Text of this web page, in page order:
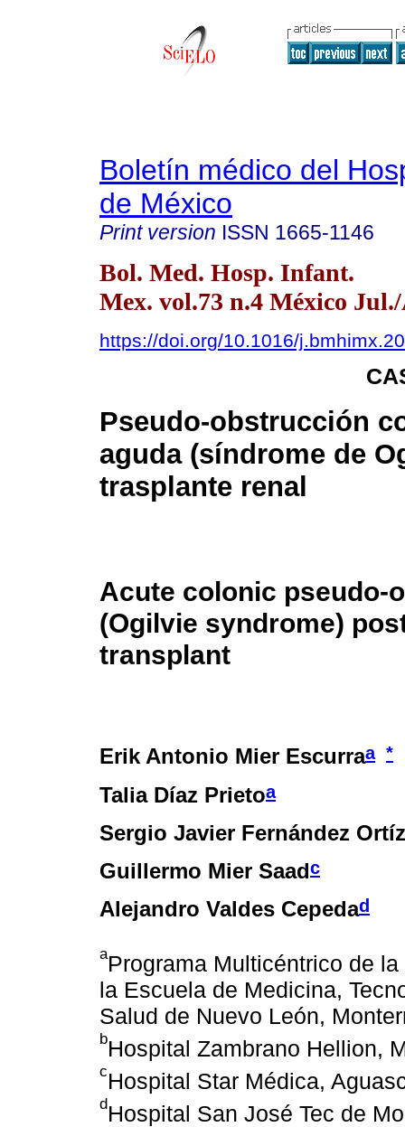
Boletín médico del
de México
Print version ISSN 1665-1146
Bol. Med. Hosp. Infant.
Mex. vol.73 n.4 México
https://doi.org/10.1016/
Pseudo-obstrucción
aguda (síndrome de
trasplante renal
Acute colonic pseudo-
(Ogilvie syndrome)
transplant
Erik Antonio Mier Escurraa *
Talia Díaz Prietoa
Sergio Javier Fernández Ortíz
Guillermo Mier Saadc
Alejandro Valdes Cepedad
aPrograma Multicéntrico de
la Escuela de Medicina,
Salud de Nuevo León,
bHospital Zambrano Hellion,
cHospital Star Médica,
dHospital San José Tec de